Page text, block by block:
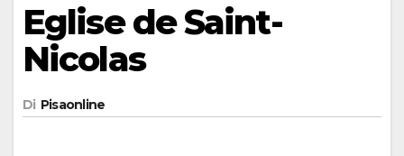
Eglise de Saint-
Nicolas
Di Pisaonline